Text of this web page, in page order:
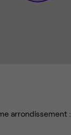
arrondissement :